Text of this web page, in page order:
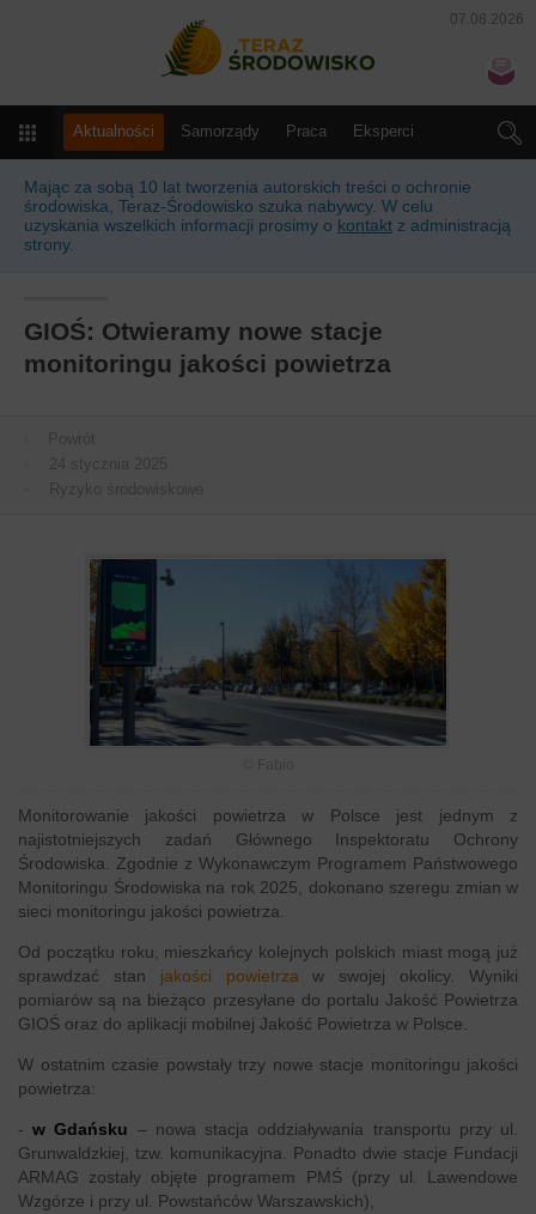
07.08.2026
Teraz Środowisko
Aktualności Samorządy Praca Eksperci
Słownik Kalendarz Prawo Produkty i usługi
Menu
Mając za sobą 10 lat tworzenia autorskich treści o ochronie
środowiska, Teraz-Środowisko szuka nabywcy. W celu
uzyskania wszelkich informacji prosimy o kontakt z administracją
strony.
GIOŚ: Otwieramy nowe stacje
monitoringu jakości powietrza
Powrót
24 stycznia 2025
Ryzyko środowiskowe
Monitorowanie jakości powietrza w Polsce jest jednym z
najistotniejszych zadań Głównego Inspektoratu Ochrony
Środowiska. Zgodnie z Wykonawczym Programem Państwowego
Monitoringu Środowiska na rok 2025, dokonano szeregu zmian w
sieci monitoringu jakości powietrza.
Od początku roku, mieszkańcy kolejnych polskich miast mogą już
sprawdzać stan jakości powietrzaw swojej okolicy. Wyniki
pomiarów są na bieżąco przesyłane do portalu Jakość Powietrza
GIOŚ oraz do aplikacji mobilnej Jakość Powietrza w Polsce.
W ostatnim czasie powstały trzy nowe stacje monitoringu jakości
powietrza:
-w Gdańsku – nowa stacja oddziaływania transportu przy ul.
Grunwaldzkiej, tzw. komunikacyjna. Ponadto dwie stacje Fundacji
ARMAG zostały objęte programem PMŚ (przy ul. Lawendowe
Wzgórze i przy ul. Powstańców Warszawskich),